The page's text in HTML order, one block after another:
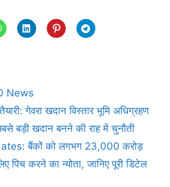
News
गेवरा खदान विस्तार भूमि अधिग्रहण
बड़ी खदान बनने की राह में चुनौती
बैंकों को लगभग 23,000 करोड़
करने का न्योता, जानिए पूरी डिटेल